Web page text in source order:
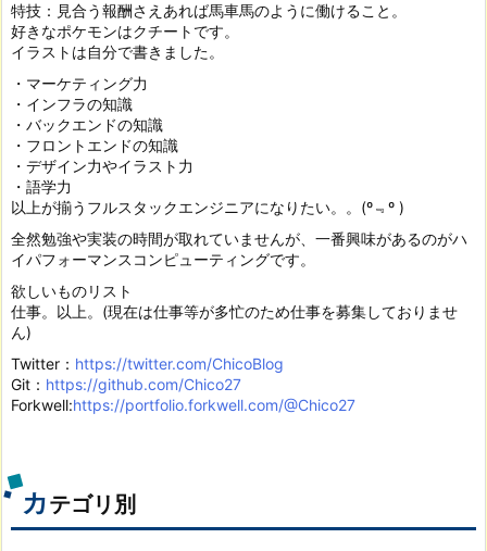
特技：見合う報酬さえあれば馬車馬のように働けること。
好きなポケモンはクチートです。
イラストは自分で書きました。
・マーケティング力
・インフラの知識
・バックエンドの知識
・フロントエンドの知識
・デザイン力やイラスト力
・語学力
以上が揃うフルスタックエンジニアになりたい。。(º﹃º )
全然勉強や実装の時間が取れていませんが、一番興味があるのがハ
イパフォーマンスコンピューティングです。
欲しいものリスト
仕事。以上。(現在は仕事等が多忙のため仕事を募集しておりませ
ん)
Twitter： https://twitter.com/ChicoBlog
Git： https://github.com/Chico27
Forkwell:https://portfolio.forkwell.com/@Chico27
カテゴリ別